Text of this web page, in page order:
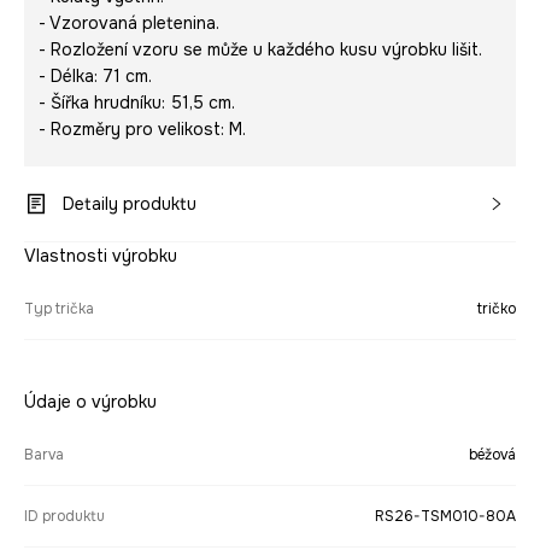
- Vzorovaná pletenina.
- Rozložení vzoru se může u každého kusu výrobku lišit.
- Délka: 71 cm.
- Šířka hrudníku: 51,5 cm.
- Rozměry pro velikost: M.
Detaily produktu
Vlastnosti výrobku
Typ trička tričko
Údaje o výrobku
Barva béžová
ID produktu RS26-TSM010-80A